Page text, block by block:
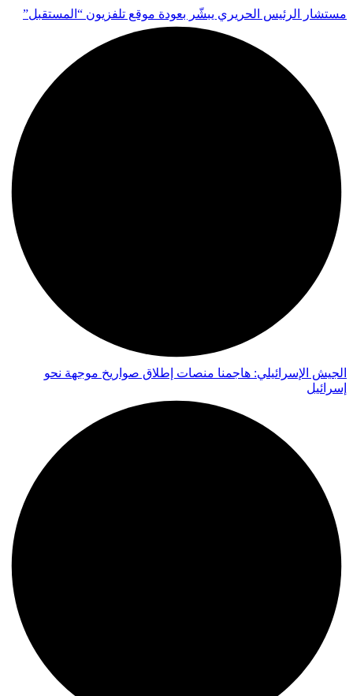
مستشار الرئيس الحريري يبشّر بعودة موقع تلفزيون “المستقبل”
الجيش الإسرائيلي: هاجمنا منصات إطلاق صواريخ موجهة نحو
إسرائيل